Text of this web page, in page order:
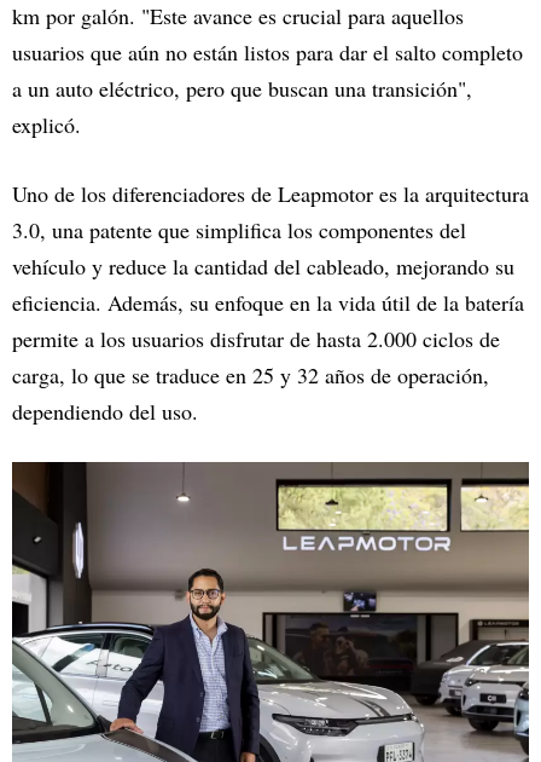
km por galón. "Este avance es crucial para aquellos
usuarios que aún no están listos para dar el salto completo
a un auto eléctrico, pero que buscan una transición",
explicó.
Uno de los diferenciadores de Leapmotor es la arquitectura
3.0, una patente que simplifica los componentes del
vehículo y reduce la cantidad del cableado, mejorando su
eficiencia. Además, su enfoque en la vida útil de la batería
permite a los usuarios disfrutar de hasta 2.000 ciclos de
carga, lo que se traduce en 25 y 32 años de operación,
dependiendo del uso.